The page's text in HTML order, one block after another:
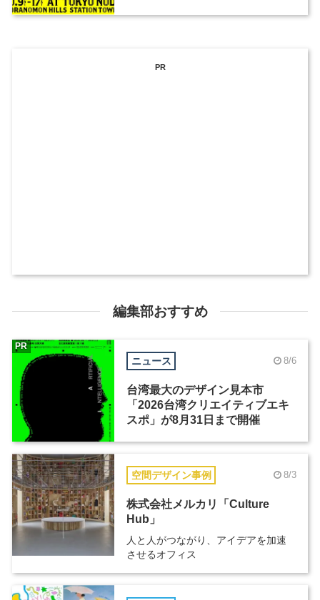
PR
編集部おすすめ
ニュース 8/6
台湾最大のデザイン見本市
「2026台湾クリエイティブエキ
スポ」が8月31日まで開催
PR
空間デザイン事例 8/3
株式会社メルカリ「Culture
Hub」
人と人がつながり、アイデアを加速
させるオフィス